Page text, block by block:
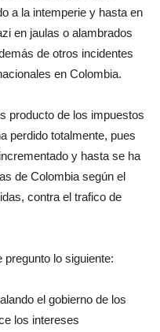
a la intemperie y hasta en
en jaulas o alambrados
de otros incidentes
en Colombia.
producto de los impuestos
perdido totalmente, pues
y hasta se ha
de Colombia según el
contra el trafico de
lo siguiente:
el gobierno de los
los intereses